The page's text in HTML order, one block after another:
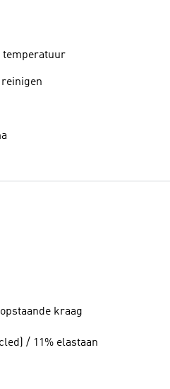
temperatuur
kraag
/ 11% elastaan